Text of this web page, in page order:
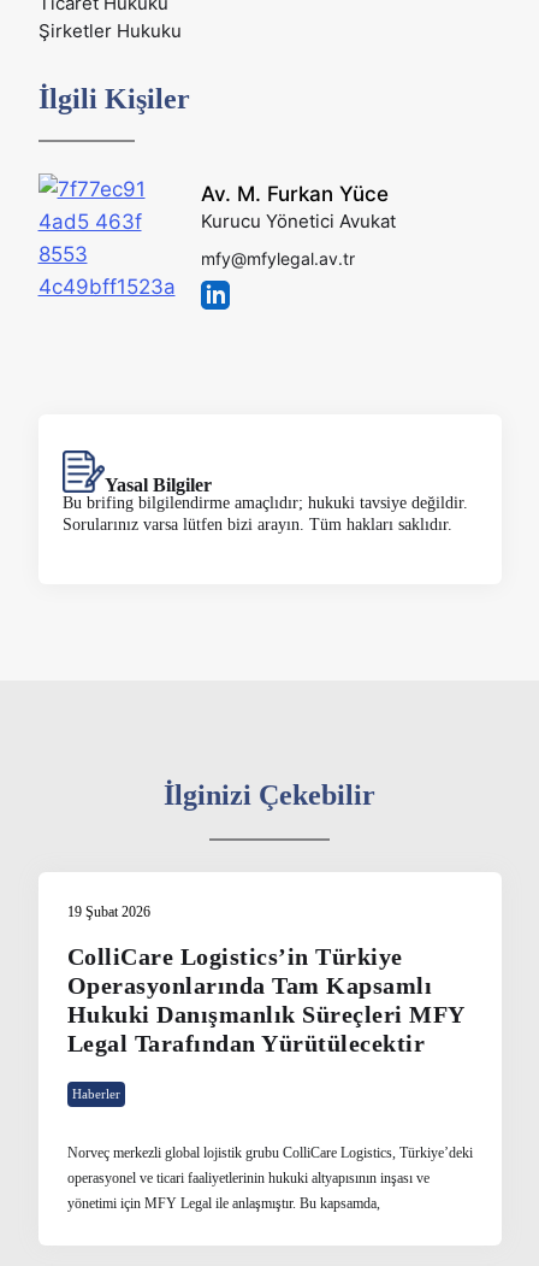
Şirketler Hukuku
İlgili Kişiler
Av. M. Furkan Yüce
Kurucu Yönetici Avukat
mfy@mfylegal.av.tr
Yasal Bilgiler
Bu brifing bilgilendirme amaçlıdır; hukuki tavsiye değildir.
Sorularınız varsa lütfen bizi arayın. Tüm hakları saklıdır.
İlginizi Çekebilir
19 Şubat 2026
ColliCare Logistics’in Türkiye
Operasyonlarında Tam Kapsamlı
Hukuki Danışmanlık Süreçleri MFY
Legal Tarafından Yürütülecektir
Haberler
Norveç merkezli global lojistik grubu ColliCare Logistics, Türkiye’deki
operasyonel ve ticari faaliyetlerinin hukuki altyapısının inşası ve
yönetimi için MFY Legal ile anlaşmıştır. Bu kapsamda,